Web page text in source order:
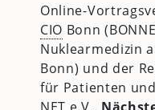
Online-
CIO Bonn
Nuklearmedizin
Bonn) und der
für Patienten